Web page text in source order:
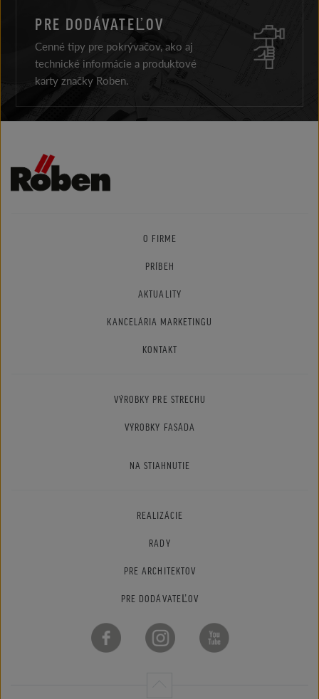
PRE DODÁVATEĽOV
Cenné tipy pre pokrývačov, ako aj
technické informácie a produktové
karty značky Roben.
O FIRME
PRÍBEH
AKTUALITY
KANCELÁRIA MARKETINGU
KONTAKT
VÝROBKY PRE STRECHU
VÝROBKY FASÁDA
NA STIAHNUTIE
REALIZÁCIE
RADY
PRE ARCHITEKTOV
PRE DODÁVATEĽOV